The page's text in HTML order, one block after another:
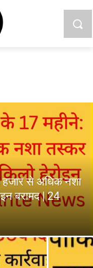
हजार से अधिक नशा
बरामद | 24